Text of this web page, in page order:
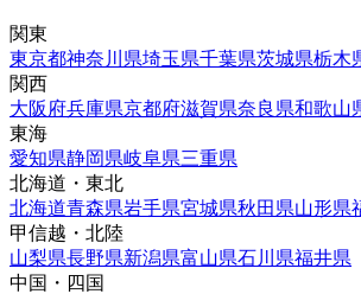
関東
東京都神奈川県埼玉県千葉県茨城県栃木
関西
大阪府兵庫県京都府滋賀県奈良県和歌山
東海
愛知県静岡県岐阜県三重県
北海道・東北
北海道青森県岩手県宮城県秋田県山形県
甲信越・北陸
山梨県長野県新潟県富山県石川県福井県
中国・四国